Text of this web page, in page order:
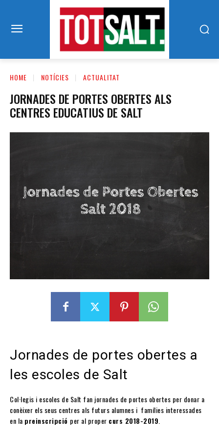
HOME NOTÍCIES ACTUALITAT
JORNADES DE PORTES OBERTES ALS
CENTRES EDUCATIUS DE SALT
Jornades de portes obertes a
les escoles de Salt
Col·legis i escoles de Salt fan jornades de portes obertes per donar a
conèixer els seus centres als futurs alumnes i famílies interessades
en la preinscripció per al proper curs 2018-2019